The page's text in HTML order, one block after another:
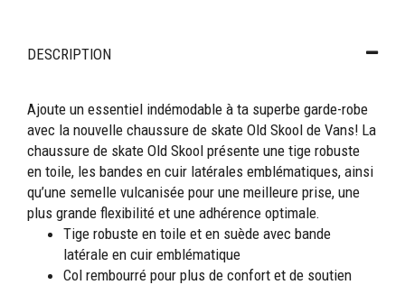
DESCRIPTION
Ajoute un essentiel indémodable à ta superbe garde-robe
avec la nouvelle chaussure de skate Old Skool de Vans! La
chaussure de skate Old Skool présente une tige robuste
en toile, les bandes en cuir latérales emblématiques, ainsi
qu’une semelle vulcanisée pour une meilleure prise, une
plus grande flexibilité et une adhérence optimale.
Tige robuste en toile et en suède avec bande
latérale en cuir emblématique
Col rembourré pour plus de confort et de soutien